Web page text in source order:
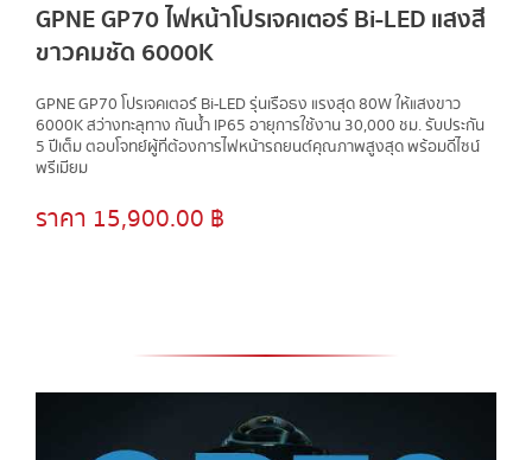
GPNE GP70 ไฟหน้าโปรเจคเตอร์ Bi-LED แสงสี
ขาวคมชัด 6000K
GPNE GP70 โปรเจคเตอร์ Bi-LED รุ่นเรือธง แรงสุด 80W ให้แสงขาว
6000K สว่างทะลุทาง กันน้ำ IP65 อายุการใช้งาน 30,000 ชม. รับประกัน
5 ปีเต็ม ตอบโจทย์ผู้ที่ต้องการไฟหน้ารถยนต์คุณภาพสูงสุด พร้อมดีไซน์
พรีเมียม
ราคา 15,900.00 ฿